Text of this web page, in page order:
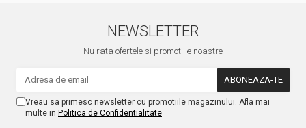
NEWSLETTER
Nu rata ofertele si promotiile noastre
Vreau sa primesc newsletter cu promotiile magazinului. Afla mai
multe in Politica de Confidentialitate